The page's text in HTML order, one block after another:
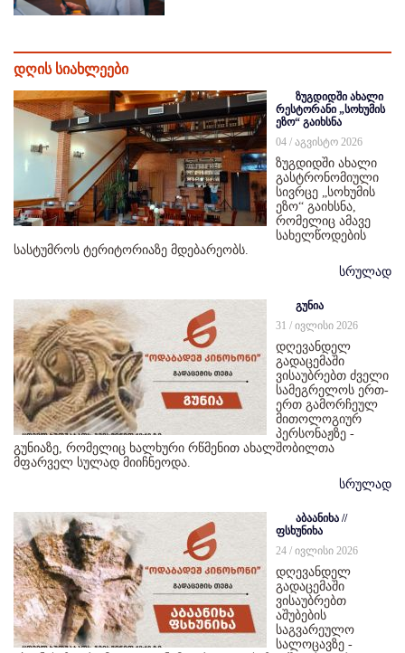
დღის სიახლეები
ზუგდიდში ახალი
რესტორანი „სოხუმის
ეზო“ გაიხსნა
04 / აგვისტო 2026
ზუგდიდში ახალი
გასტრონომიული
სივრცე „სოხუმის
ეზო“ გაიხსნა,
რომელიც ამავე
სახელწოდების
სასტუმროს ტერიტორიაზე მდებარეობს.
სრულად
გუნია
31 / ივლისი 2026
დღევანდელ
გადაცემაში
ვისაუბრებთ ძველი
სამეგრელოს ერთ-
ერთ გამორჩეულ
მითოლოგიურ
პერსონაჟზე -
გუნიაზე, რომელიც ხალხური რწმენით ახალშობილთა
მფარველ სულად მიიჩნეოდა.
სრულად
აბაანიხა //
ფსხუნიხა
24 / ივლისი 2026
დღევანდელ
გადაცემაში
ვისაუბრებთ
აშუბების
საგვარეულო
სალოცავზე -